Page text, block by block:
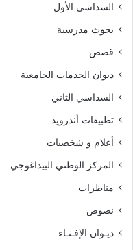
السداسي الأول
بحوث مدرسية
قصص
ديوان الخدمات الجامعية
السداسي الثاني
تطبيقات أندرويد
أعلام و شخصيات
المركز الوطني البيداغوجي
مناظرات
نصوص
ديـوان الإفـتـاء